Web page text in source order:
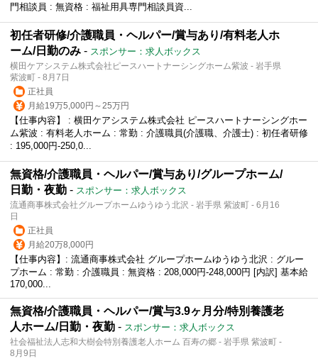
門相談員 : 無資格 : 福祉用具専門相談員資...
初任者研修/介護職員・ヘルパー/賞与あり/有料老人ホ
ーム/日勤のみ - スポンサー：求人ボックス
横田ケアシステム株式会社ピースハートナーシングホーム紫波 - 岩手県
紫波町 - 8月7日
正社員
月給19万5,000円～25万円
【仕事内容】 : 横田ケアシステム株式会社 ピースハートナーシングホー
ム紫波 : 有料老人ホーム : 常勤 : 介護職員(介護職、介護士) : 初任者研修
: 195,000円-250,0...
無資格/介護職員・ヘルパー/賞与あり/グループホーム/
日勤・夜勤 - スポンサー：求人ボックス
流通商事株式会社グループホームゆうゆう北沢 - 岩手県 紫波町 - 6月16
日
正社員
月給20万8,000円
【仕事内容】: 流通商事株式会社 グループホームゆうゆう北沢 : グルー
プホーム : 常勤 : 介護職員 : 無資格 : 208,000円‐248,000円 [内訳] 基本給
170,000...
無資格/介護職員・ヘルパー/賞与3.9ヶ月分/特別養護老
人ホーム/日勤・夜勤 - スポンサー：求人ボックス
社会福祉法人志和大樹会特別養護老人ホーム 百寿の郷 - 岩手県 紫波町 -
8月9日